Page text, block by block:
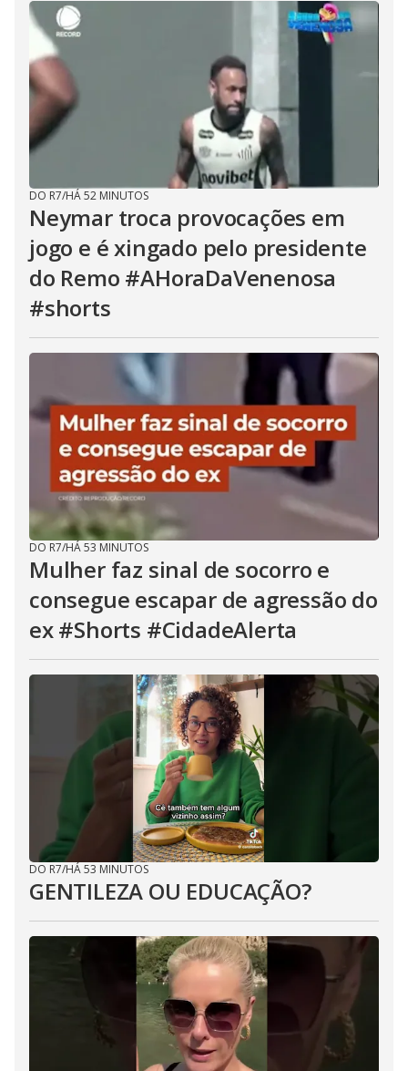
DO R7/HÁ 52 MINUTOS
Neymar troca provocações em
jogo e é xingado pelo presidente
do Remo #AHoraDaVenenosa
#shorts
DO R7/HÁ 53 MINUTOS
Mulher faz sinal de socorro e
consegue escapar de agressão do
ex #Shorts #CidadeAlerta
DO R7/HÁ 53 MINUTOS
GENTILEZA OU EDUCAÇÃO?